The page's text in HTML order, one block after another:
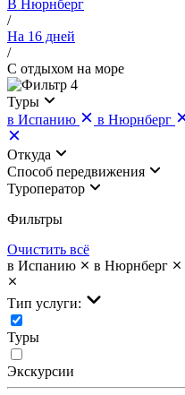
В Нюрнберг
/
На 16 дней
/
С отдыхом на море
4
Туры
в Испанию
в Нюрнберг
Откуда
Cпособ передвижения
Туроператор
Фильтры
Очистить всё
в Испанию
в Нюрнберг
Тип услуги:
Туры
Экскурсии